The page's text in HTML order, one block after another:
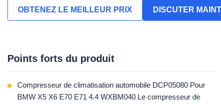
OBTENEZ LE MEILLEUR PRIX DISCUTER
Points forts du produit
Compresseur de climatisation automobile DCP05080 Pour
BMW X5 X6 E70 E71 4.4 WXBM040 Le compresseur de